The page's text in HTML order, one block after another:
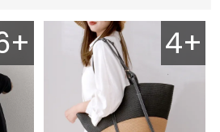
4+